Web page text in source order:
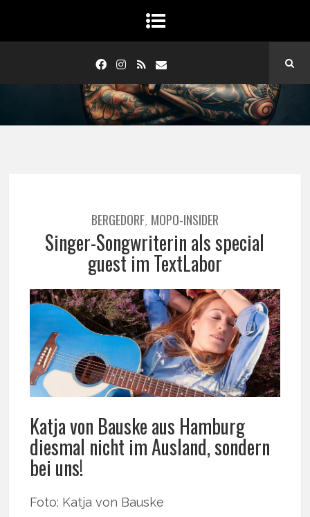
BERGEDORF, MOPO-INSIDER
Singer-Songwriterin als special
guest im TextLabor
Katja von Bauske aus Hamburg
diesmal nicht im Ausland, sondern
bei uns!
Foto: Katja von Bauske